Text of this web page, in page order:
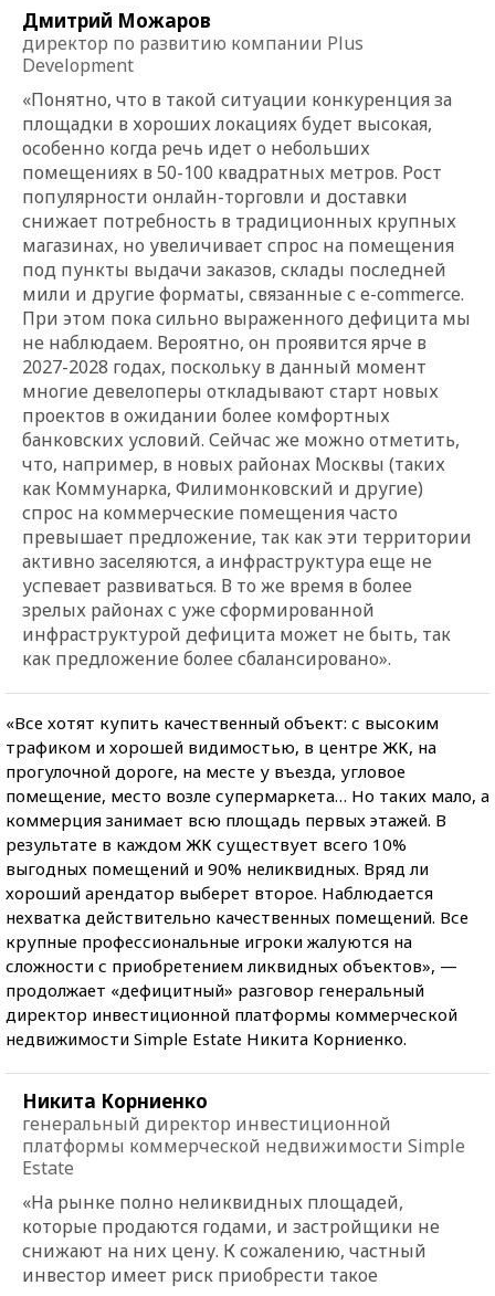
Дмитрий Можаров
директор по развитию компании Plus
Development
«Понятно, что в такой ситуации конкуренция за
площадки в хороших локациях будет высокая,
особенно когда речь идет о небольших
помещениях в 50-100 квадратных метров. Рост
популярности онлайн-торговли и доставки
снижает потребность в традиционных крупных
магазинах, но увеличивает спрос на помещения
под пункты выдачи заказов, склады последней
мили и другие форматы, связанные с e-commerce.
При этом пока сильно выраженного дефицита мы
не наблюдаем. Вероятно, он проявится ярче в
2027-2028 годах, поскольку в данный момент
многие девелоперы откладывают старт новых
проектов в ожидании более комфортных
банковских условий. Сейчас же можно отметить,
что, например, в новых районах Москвы (таких
как Коммунарка, Филимонковский и другие)
спрос на коммерческие помещения часто
превышает предложение, так как эти территории
активно заселяются, а инфраструктура еще не
успевает развиваться. В то же время в более
зрелых районах с уже сформированной
инфраструктурой дефицита может не быть, так
как предложение более сбалансировано».
«Все хотят купить качественный объект: с высоким
трафиком и хорошей видимостью, в центре ЖК, на
прогулочной дороге, на месте у въезда, угловое
помещение, место возле супермаркета… Но таких мало, а
коммерция занимает всю площадь первых этажей. В
результате в каждом ЖК существует всего 10%
выгодных помещений и 90% неликвидных. Вряд ли
хороший арендатор выберет второе. Наблюдается
нехватка действительно качественных помещений. Все
крупные профессиональные игроки жалуются на
сложности с приобретением ликвидных объектов», —
продолжает «дефицитный» разговор генеральный
директор инвестиционной платформы коммерческой
недвижимости Simple Estate Никита Корниенко.
Никита Корниенко
генеральный директор инвестиционной
платформы коммерческой недвижимости Simple
Estate
«На рынке полно неликвидных площадей,
которые продаются годами, и застройщики не
снижают на них цену. К сожалению, частный
инвестор имеет риск приобрести такое